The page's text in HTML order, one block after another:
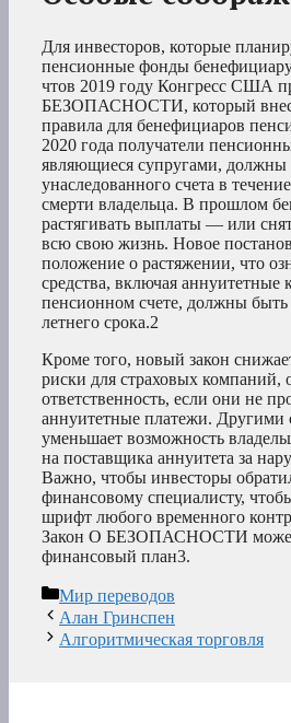
Для инвесторов, которые
пенсионные фонды
чтов 2019 году Конгресс США
БЕЗОПАСНОСТИ, который внес
правила для бенефициаров
2020 года получатели
являющиеся супругами, должны
унаследованного счета в
смерти владельца. В прошлом
растягивать выплаты — или
всю свою жизнь. Новое
положение о растяжении, что
средства, включая аннуитетные
пенсионном счете, должны быть
летнего срока.2
Кроме того, новый закон
риски для страховых компаний,
ответственность, если они не
аннуитетные платежи. Другими
уменьшает возможность
на поставщика аннуитета за
Важно, чтобы инвесторы
финансовому специалисту,
шрифт любого временного
Закон О БЕЗОПАСНОСТИ может
финансовый план3.
Рубрики
Мир переводов
Алан Гринспен
Алгоритмическая торговля